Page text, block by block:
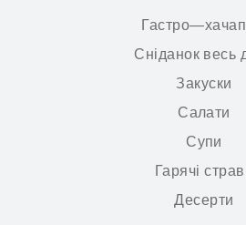
Сніданок весь
Закуски
Салати
Супи
Гарячі
Десерти